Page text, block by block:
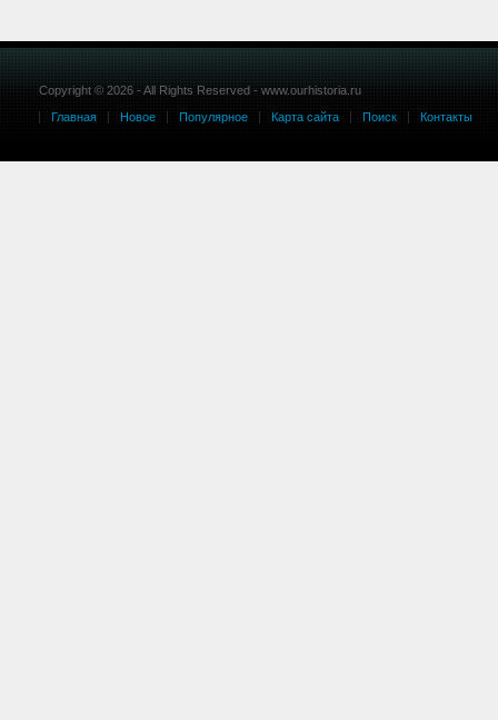
Copyright © 2026 - All Rights Reserved - www.ourhistoria.ru
Главная
Новое Популярное Карта сайта Поиск Контакты